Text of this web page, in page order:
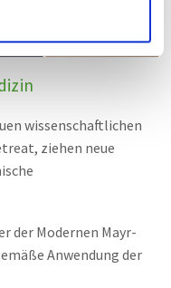
wissenschaftlichen
ziehen neue
der Modernen Mayr-
Anwendung der